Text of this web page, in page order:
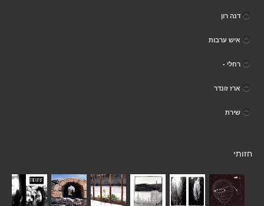
דנה רון
איש ערבות
רחלי -
ארז זונדר
שירת
חזותי